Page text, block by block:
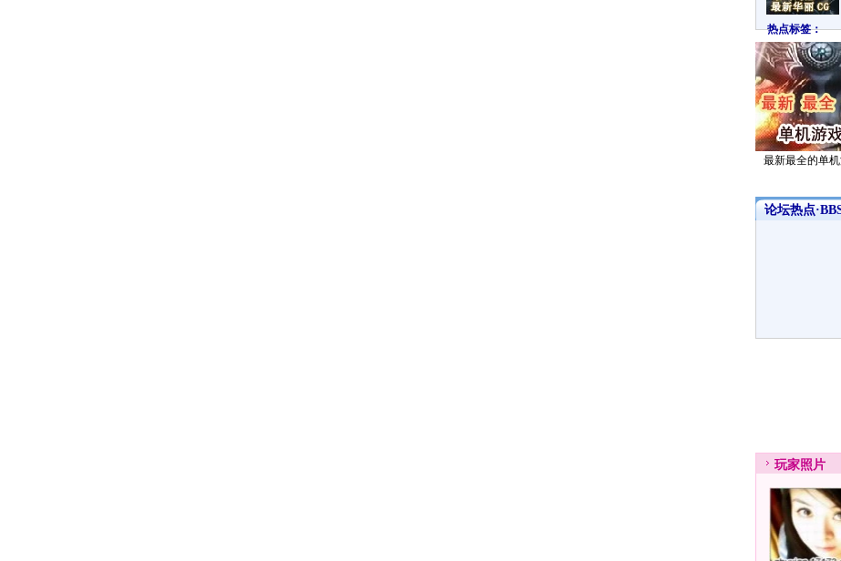
热点标签：
最新最全的单
论坛热点
玩家照片